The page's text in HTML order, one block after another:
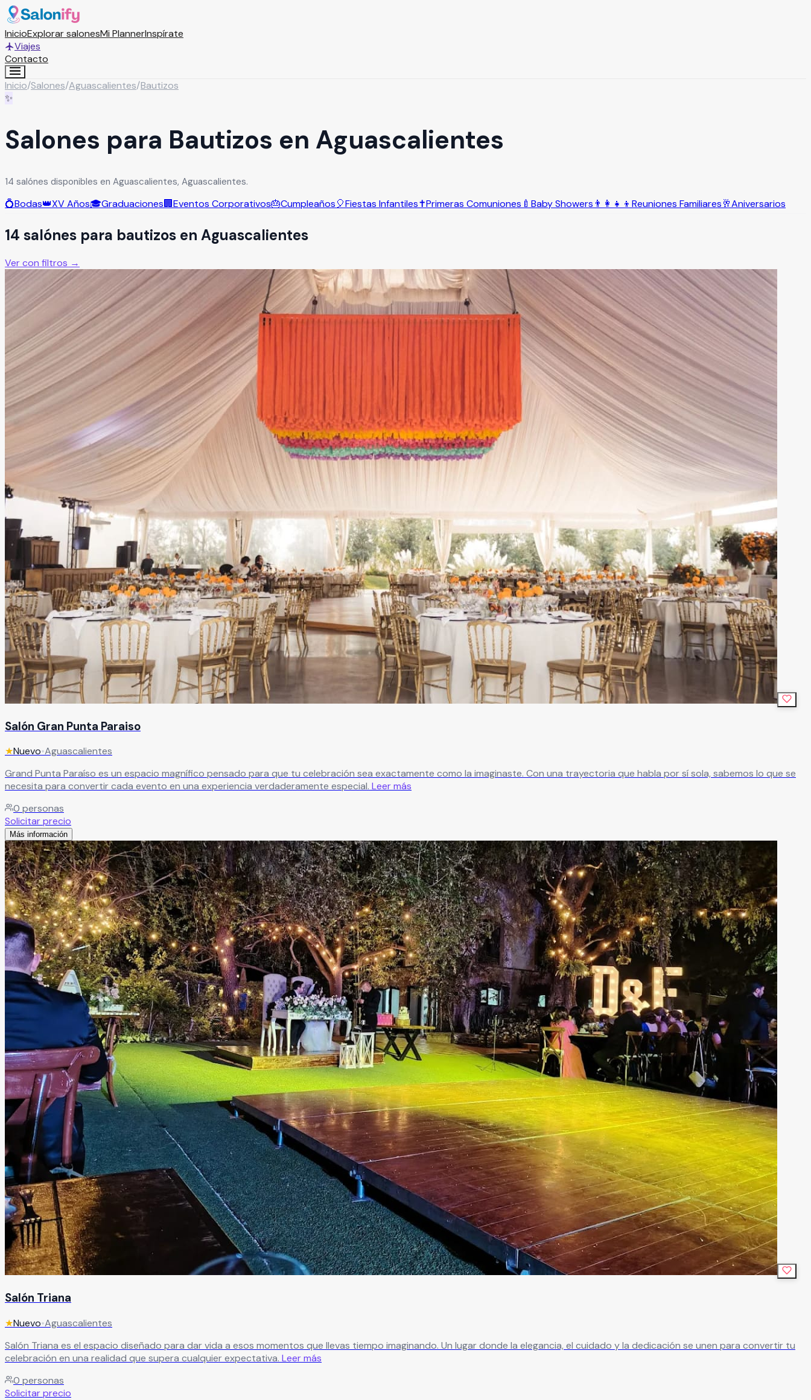
InicioExplorar salonesMi PlannerInspírate
Viajes
Contacto
Inicio/Salones/Aguascalientes/Bautizos
✨
Salones para Bautizos en Aguascalientes
14 salónes disponibles en Aguascalientes, Aguascalientes.
💍Bodas👑XV Años🎓Graduaciones🏢Eventos Corporativos🎂Cumpleaños🎈Fiestas Infantiles✝️Primeras Comuniones 🍼 Baby Showers 👨‍👩‍👧‍👦 Reuniones Familiares🥂Aniversarios
14 salónes para bautizos en Aguascalientes
Ver con filtros →
Salón Gran Punta Paraiso
★Nuevo•Aguascalientes
Grand Punta Paraíso es un espacio magnífico pensado para que tu celebración sea exactamente como la imaginaste. Con una trayectoria que habla por sí sola, sabemos lo que se
necesita para convertir cada evento en una experiencia verdaderamente especial. Leer más
0 personas
Solicitar precio
Más información
Salón Triana
★Nuevo•Aguascalientes
Salón Triana es el espacio diseñado para dar vida a esos momentos que llevas tiempo imaginando. Un lugar donde la elegancia, el cuidado y la dedicación se unen para convertir tu
celebración en una realidad que supera cualquier expectativa. Leer más
0 personas
Solicitar precio